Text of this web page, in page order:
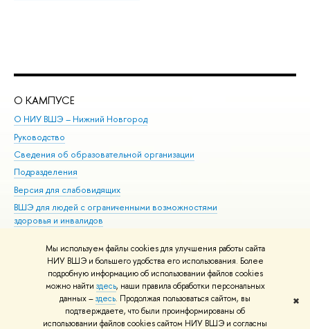
Мы используем файлы cookies для улучшения работы сайта
НИУ ВШЭ и большего удобства его использования. Более
подробную информацию об использовании файлов cookies
можно найти здесь, наши правила обработки персональных
данных –здесь. Продолжая пользоваться сайтом, вы
подтверждаете, что были проинформированы об
использовании файлов cookies сайтом НИУ ВШЭ и согласны
✖
О КАМПУСЕ
О НИУ ВШЭ – Нижний Новгород
Руководство
Сведения об образовательной организации
Подразделения
Версия для слабовидящих
ВШЭ для людей с ограниченными возможностями
здоровья и инвалидов
© НИУ ВШЭ 1993–2026 Адреса и контакты Условия использования